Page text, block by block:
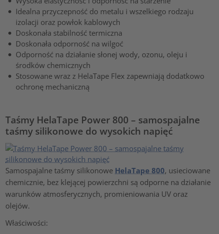
Idealna przyczepność do metalu i wszelkiego rodzaju
izolacji oraz powłok kablowych
Doskonała stabilność termiczna
Doskonała odporność na wilgoć
Odporność na działanie słonej wody, ozonu, oleju i
środków chemicznych
Stosowane wraz z HelaTape Flex zapewniają dodatkowo
ochronę mechaniczną
Taśmy HelaTape Power 800 – samospajalne
taśmy silikonowe do wysokich napięć
Samospajalne taśmy silikonowe HelaTape 800, usieciowane
chemicznie, bez klejącej powierzchni są odporne na działanie
warunków atmosferycznych, promieniowania UV oraz
olejów.
Właściwości: